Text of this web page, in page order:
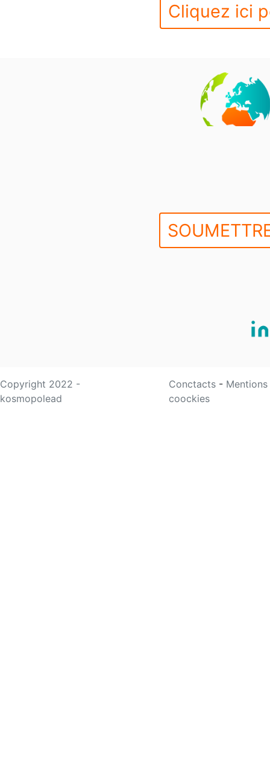
Cliquez ici
Copyright 2022 -
kosmopolead
Conctacts -
coockies